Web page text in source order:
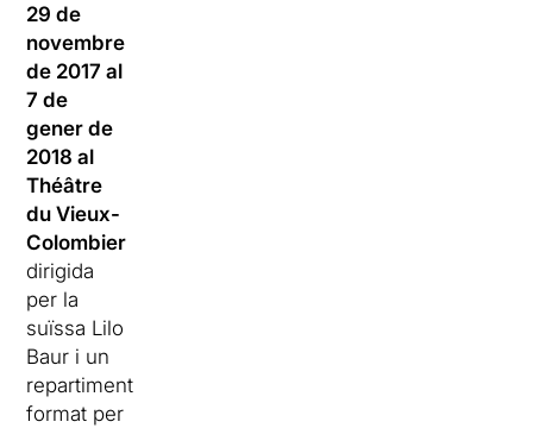
29 de
novembre
de 2017 al
7 de
gener de
2018 al
Théâtre
du Vieux-
Colombier
dirigida
per la
suïssa Lilo
Baur i un
repartiment
format per